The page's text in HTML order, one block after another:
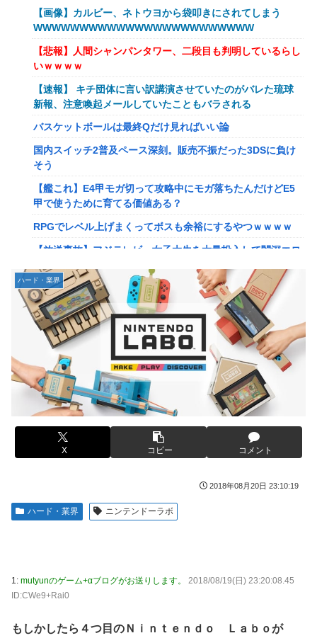
【艦これ】でもイベントのたびに思うんだ 空母機動部隊っ
てクソだわ！
【衝撃】葬儀屋「火葬プランはどうなさいますか？」ワイ喪
主「直葬で(即答)」→結果ァw w w w w w w w w w
イーロン・マスク「中国のロボットはデタラメで遠隔操作し
てるだけ」
【画像】このLINEでなんで女が怒ってるのか分かんない奴
はモテない奴確定らしい←お前らは勿論わかるよ
な？？？？？？？
【動画】高校生さん、文化祭でコーヒーカップを作って大盛
りあがり←なんかどっかで見たことあると話題に
【NGS】LG5「レアレンス」シリーズが強すぎると話題に
【アプグレも約束】
【ｗ】長年育てやっと蕾がつき楽しみにしてたら動物の死肉
『ゼルダの伝説』ゼルダ姫とリンクって毎回結ばれずに別の
相手と子孫を残してるって本当…？
韓国人「英メディアや海外各社も一斉に韓国サッカー協会を
巡る過去の不祥事を報道！」→「国際的な信用失墜の危
機‥」
【画像】廃墟化したレンタルビデオ屋、そのまま時が止まっ
てしまっていると話題にｗｗｗｗ
【悲報】女性配信者「アスペの検査してみた…みんなこれわ
かるの？」
【画像】ハンターハンターさん、ガチで最強の新能力を登場
「テイルズオブシンフォニア リマスター」発売日が2/16に
実際『ゼルダ 時オカ』→『風タク』の時の空気感を知りた
【悲報】女さん、歩行者を轢いた挙句、道路に倒れてどえら
【画像】カルビー、ネトウヨから袋叩きにされてしまう
WWWWWWWWWWWWWWWWWWWWWWWW
【悲報】人間シャンパンタワー、二段目も判明しているらし
いｗｗｗｗ
【速報】 キチ団体に言い訳講演させていたのがバレた琉球
新報、注意喚起メールしていたこともバラされる
バスケットボールは最終Qだけ見ればいい論
国内スイッチ2普及ペース深刻。販売不振だった3DSに負け
そう
【艦これ】E4甲モガ切って攻略中にモガ落ちたんだけどE5
甲で使うために育てる価値ある？
RPGでレベル上げまくってボスも余裕にするやつｗｗｗｗ
【放送事故】フジテレビ、女子大生を大量投入して闇深エロ
【悲報】坂口杏里を家に住ませてあげた結果ｗｗｗｗ
【悲報】女性配信者「アスペの検査してみた…みんなこれわ
かるの？」
【画像】20年前のAV、キチガイすぎるwwwwww
【画像】女さん、ミニ過ぎる浴衣を着た写真を投稿して叩か
れるｗｗｗｗ
【朗報】菅直人元総理、再評価されるｗｗｗｗｗｗｗｗｗｗ
ｗｗｗｗｗｗｗｗ
【画像】このLINEでなんで女が怒ってるのか分かんない奴
海外「日本は戦勝国なんだよ」 戦後の日本人の特別な生き
様に各国から称賛の声
実際『ゼルダ 時オカ』→『風タク』の時の空気感を知りた
い
してしまう
ハード・業界
X コピー コメント
2018年08月20日 23:10:19
ハード・業界 ニンテンドーラボ
1: mutyunのゲーム+αブログがお送りします。
2018/08/19(日) 23:20:08.45
ID:CWe9+Rai0
もしかしたら４つ目のＮｉｎｔｅｎｄｏ Ｌａｂｏが